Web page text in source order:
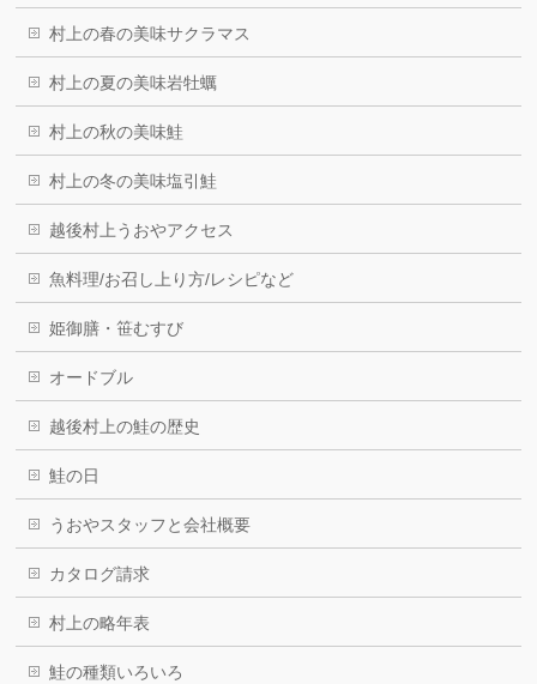
村上の春の美味サクラマス
村上の夏の美味岩牡蠣
村上の秋の美味鮭
村上の冬の美味塩引鮭
越後村上うおやアクセス
魚料理/お召し上り方/レシピなど
姫御膳・笹むすび
オードブル
越後村上の鮭の歴史
鮭の日
うおやスタッフと会社概要
カタログ請求
村上の略年表
鮭の種類いろいろ